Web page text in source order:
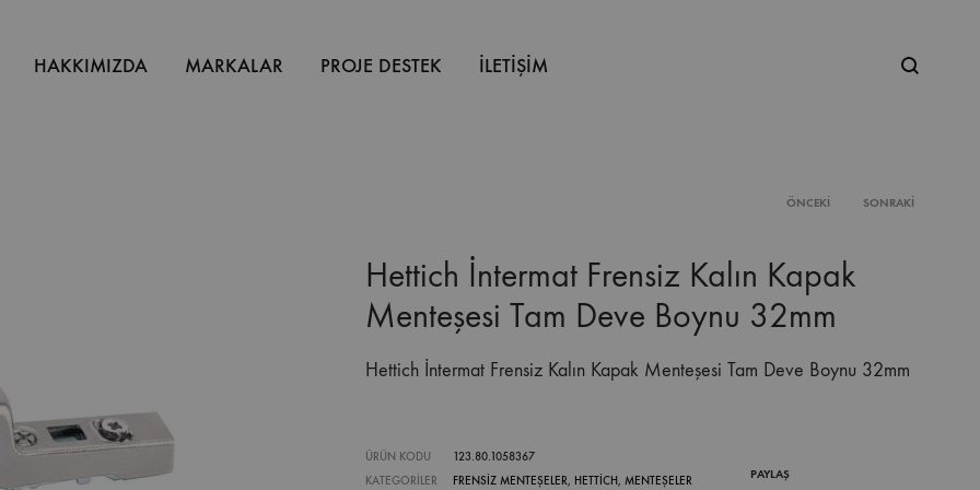
HAKKIMIZDA MARKALAR PROJE DESTEK İLETİŞİM
Ne
navigation
ÖNCEKI SONRAKI
Hettich İntermat Frensiz Kalın Kapak
Menteşesi Tam Deve Boynu 32mm
Hettich İntermat Frensiz Kalın Kapak Menteşesi Tam Deve Boynu 32mm
PAYLAŞ
ÜRÜN KODU
123.80.1058367
KATEGORILER
FRENSIZ MENTEŞELER, HETTICH, MENTEŞELER